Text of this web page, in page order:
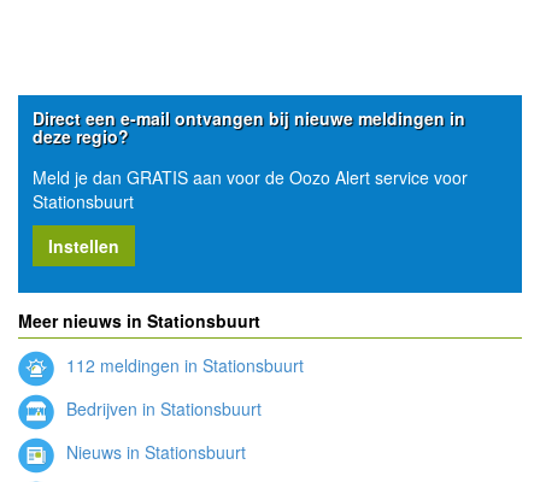
Direct een e-mail ontvangen bij nieuwe meldingen in
deze regio?
Meld je dan GRATIS aan voor de Oozo Alert service voor
Stationsbuurt
Instellen
Meer nieuws in Stationsbuurt
112 meldingen in Stationsbuurt
Bedrijven in Stationsbuurt
Nieuws in Stationsbuurt